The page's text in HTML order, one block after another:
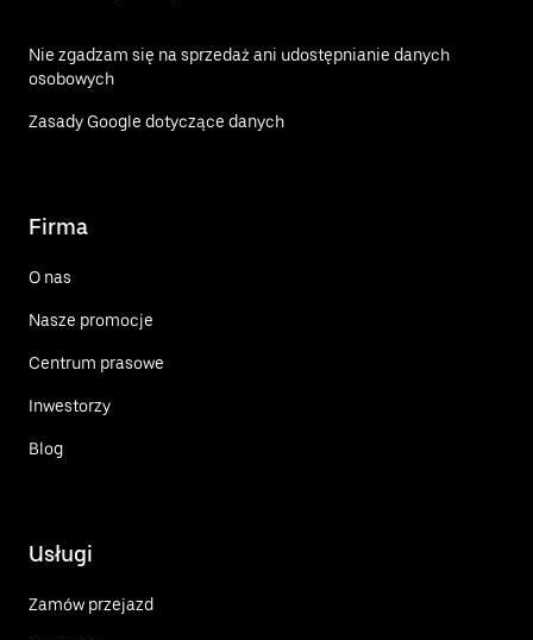
Nie zgadzam się na sprzedaż ani udostępnianie danych
osobowych
Zasady Google dotyczące danych
Firma
O nas
Nasze promocje
Centrum prasowe
Inwestorzy
Blog
Usługi
Zamów przejazd